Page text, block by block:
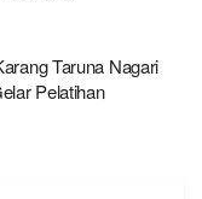
Taruna Nagari
Pelatihan